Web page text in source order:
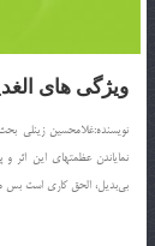
ويژگى‏ هاى
نويسنده:غلامحسين زينلى
نماياندن عظمتهاى اين اثر
بى‌بديل، الحق كارى است بس